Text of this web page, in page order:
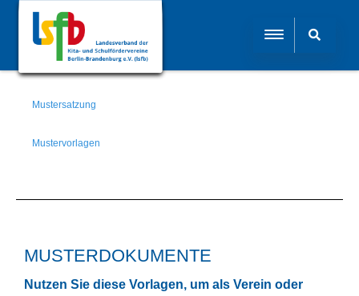
Mustersatzung
Mustervorlagen
MUSTERDOKUMENTE
Nutzen Sie diese Vorlagen, um als Verein oder